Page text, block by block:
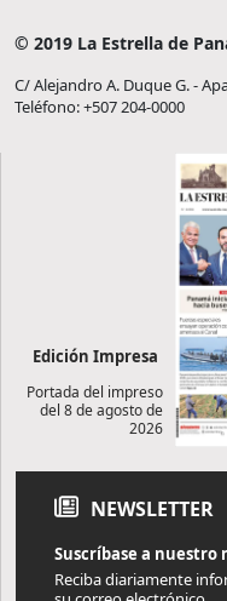
© 2019 La Estrella de
C/ Alejandro A. Duque G. -
Teléfono: +507 204-0000
Edición Impresa
Portada del impreso
del 8 de agosto de
2026
NEWSLETTER
Suscríbase a
Reciba diariamente